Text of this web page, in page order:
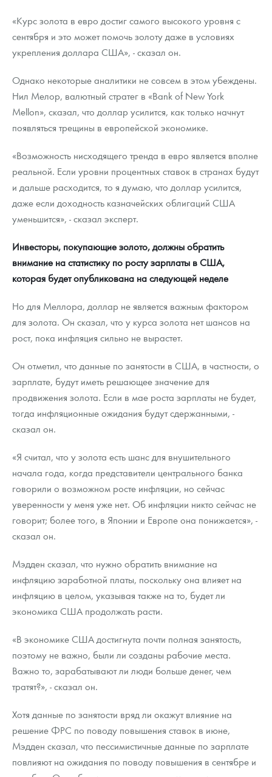
«Курс золота в евро достиг самого высокого уровня с
сентября и это может помочь золоту даже в условиях
укрепления доллара США», - сказал он.
Однако некоторые аналитики не совсем в этом убеждены.
Нил Мелор, валютный стратег в «Bank of New York
Mellon», сказал, что доллар усилится, как только начнут
появляться трещины в европейской экономике.
«Возможность нисходящего тренда в евро является вполне
реальной. Если уровни процентных ставок в странах будут
и дальше расходится, то я думаю, что доллар усилится,
даже если доходность казначейских облигаций США
уменьшится», - сказал эксперт.
Инвесторы, покупающие золото, должны обратить
внимание на статистику по росту зарплаты в США,
которая будет опубликована на следующей неделе
Но для Меллора, доллар не является важным фактором
для золота. Он сказал, что у курса золота нет шансов на
рост, пока инфляция сильно не вырастет.
Он отметил, что данные по занятости в США, в частности, о
зарплате, будут иметь решающее значение для
продвижения золота. Если в мае роста зарплаты не будет,
тогда инфляционные ожидания будут сдержанными, -
сказал он.
«Я считал, что у золота есть шанс для внушительного
начала года, когда представители центрального банка
говорили о возможном росте инфляции, но сейчас
уверенности у меня уже нет. Об инфляции никто сейчас не
говорит; более того, в Японии и Европе она понижается», -
сказал он.
Мэдден сказал, что нужно обратить внимание на
инфляцию заработной платы, поскольку она влияет на
инфляцию в целом, указывая также на то, будет ли
экономика США продолжать расти.
«В экономике США достигнута почти полная занятость,
поэтому не важно, были ли созданы рабочие места.
Важно то, зарабатывают ли люди больше денег, чем
тратят?», - сказал он.
Хотя данные по занятости вряд ли окажут влияние на
решение ФРС по поводу повышения ставок в июне,
Мэдден сказал, что пессимистичные данные по зарплате
повлияют на ожидания по поводу повышения в сентябре и